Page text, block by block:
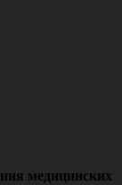
медицинских